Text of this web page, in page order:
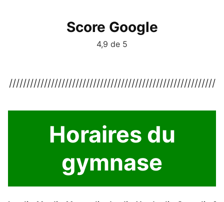
Score Google
4,9 de 5
///////////////////////////////////////////////////////////
Horaires du
gymnase